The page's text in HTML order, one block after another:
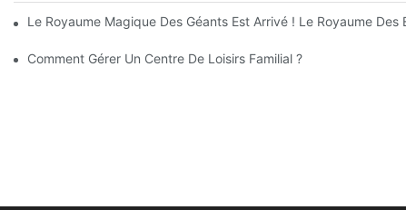
Le Royaume Magique Des Géants Est Arrivé ! Le Royaume
Comment Gérer Un Centre De Loisirs Familial ?